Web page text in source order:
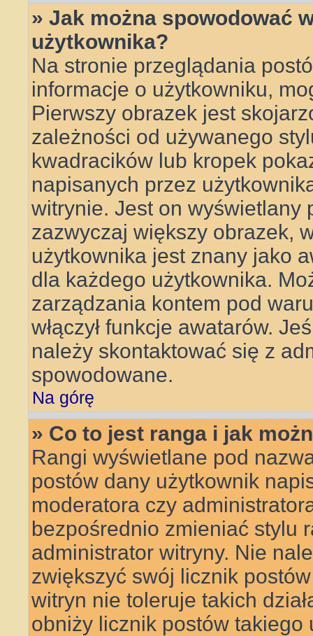
» Jak można spowodować
użytkownika?
Na stronie przeglądania
informacje o użytkowniku,
Pierwszy obrazek jest
zależności od używanego
kwadracików lub kropek
napisanych przez
witrynie. Jest on wyświetlany
zazwyczaj większy obrazek,
użytkownika jest znany jako
dla każdego użytkownika.
zarządzania kontem pod
włączył funkcje awatarów.
należy skontaktować się z
spowodowane.
Na górę
» Co to jest ranga i jak
Rangi wyświetlane pod
postów dany użytkownik
moderatora czy
bezpośrednio zmieniać stylu
administrator witryny. Nie
zwiększyć swój licznik
witryn nie toleruje takich
obniży licznik postów takiego